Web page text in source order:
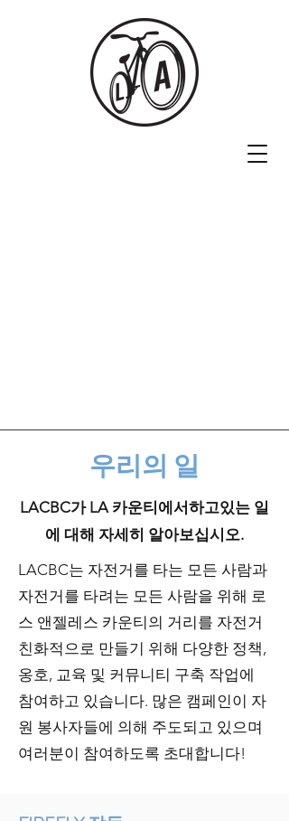
우리의 일
LACBC가 LA 카운티에서하고있는 일
에 대해 자세히 알아보십시오.
LACBC는 자전거를 타는 모든 사람과
자전거를 타려는 모든 사람을 위해 로
스 앤젤레스 카운티의 거리를 자전거
친화적으로 만들기 위해 다양한 정책,
옹호, 교육 및 커뮤니티 구축 작업에
참여하고 있습니다. 많은 캠페인이 자
원 봉사자들에 의해 주도되고 있으며
여러분이 참여하도록 초대합니다!